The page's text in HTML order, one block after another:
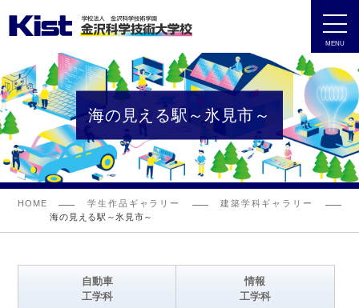
MENU
海の見える駅～氷見市～
HOME 学生作品ギャラリー
建築学科ギャラリー
海の見える駅～氷見市～
自動車
工学科
情報
工学科